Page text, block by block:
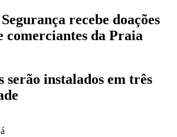
recebe doações
comerciantes da Praia
serão instalados em três